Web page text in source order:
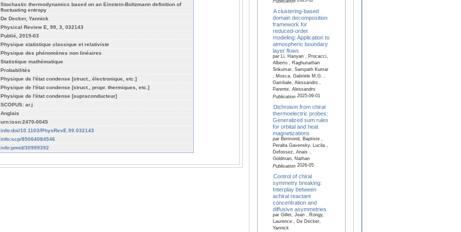
Stochastic thermodynamics based on an Einstein-Boltzmann definition of
fluctuating entropy
De Decker, Yannick
Physical Review E, 99, 3, 032143
Publié, 2019-03
Physique statistique classique et relativiste
Physique des phénomènes non linéaires
Statistique mathématique
Probabilités
Physique de l'état condense [struct., électronique, etc.]
Physique de l'état condense [struct., propr. thermiques, etc.]
Physique de l'état condense [supraconducteur]
SCOPUS: ar.j
Anglais
urn:issn:2470-0045
info:doi/10.1103/PhysRevE.99.032143
info:scp/85064084546
info:pmid/30999392
Publication
A clustering-based
domain decomposition
framework for
reduced-order
modeling: Application to
atmospheric boundary
layer flows
par Li, Haoyan , Procacci,
Alberto , Raghunathan
Srikumar, Sampath Kumar
, Mosca, Gabriele M.G. ,
Gambale, Alessandro ,
Parente, Alessandro
Publication2025-09-01
Dichroism from chiral
thermoelectric probes:
Generalized sum rules
for orbital and heat
magnetizations
par Bermond, Baptiste ,
Peralta Gavensky, Lucila ,
Defossez, Anais ,
Goldman, Nathan
Publication2026-05
Control of chiral
symmetry breaking:
Interplay between
achiral reactant
concentration and
diffusive asymmetries
par Gillet, Jean , Rongy,
Laurence , De Decker,
Yannick